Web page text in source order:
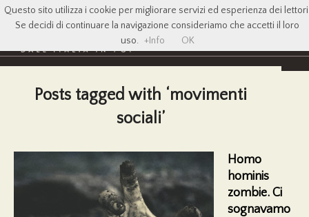
Posts tagged with ‘movimenti
sociali’
Homo
hominis
zombie. Ci
sognavamo
Questo sito utilizza i cookie per migliorare servizi ed esperienza dei
Se decidi di continuare la navigazione consideriamo che accetti il loro
uso. +Info OK